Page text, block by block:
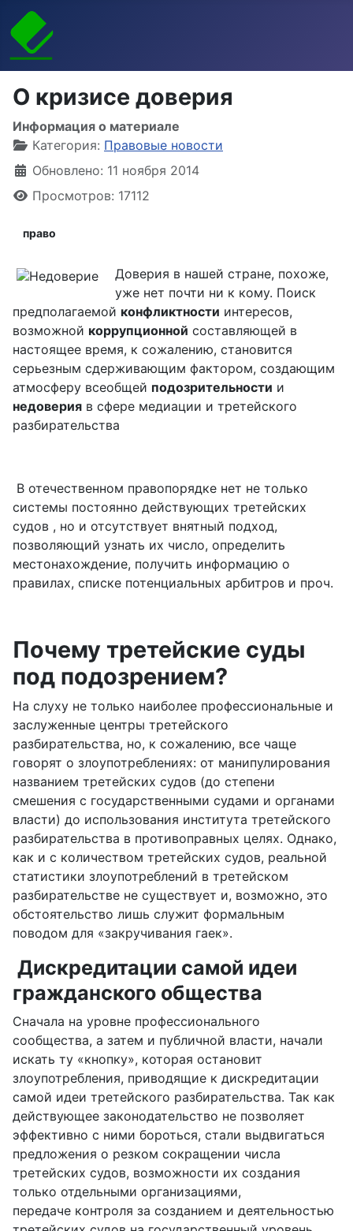
О кризисе доверия
Информация о материале
Категория: Правовые новости
Обновлено: 11 ноября 2014
Просмотров: 17112
право
Доверия в нашей стране, похоже,
уже нет почти ни к кому. Поиск
предполагаемой конфликтности интересов,
возможной коррупционной составляющей в
настоящее время, к сожалению, становится
серьезным сдерживающим фактором, создающим
атмосферу всеобщей подозрительности и
недоверия в сфере медиации и третейского
разбирательства
В отечественном правопорядке нет не только
системы постоянно действующих третейских
судов , но и отсутствует внятный подход,
позволяющий узнать их число, определить
местонахождение, получить информацию о
правилах, списке потенциальных арбитров и проч.
Почему третейские суды
под подозрением?
На слуху не только наиболее профессиональные и
заслуженные центры третейского
разбирательства, но, к сожалению, все чаще
говорят о злоупотреблениях: от манипулирования
названием третейских судов (до степени
смешения с государственными судами и органами
власти) до использования института третейского
разбирательства в противоправных целях. Однако,
как и с количеством третейских судов, реальной
статистики злоупотреблений в третейском
разбирательстве не существует и, возможно, это
обстоятельство лишь служит формальным
поводом для «закручивания гаек».
Дискредитации самой идеи
гражданского общества
Сначала на уровне профессионального
сообщества, а затем и публичной власти, начали
искать ту «кнопку», которая остановит
злоупотребления, приводящие к дискредитации
самой идеи третейского разбирательства. Так как
действующее законодательство не позволяет
эффективно с ними бороться, стали выдвигаться
предложения о резком сокращении числа
третейских судов, возможности их создания
только отдельными организациями,
передаче контроля за созданием и деятельностью